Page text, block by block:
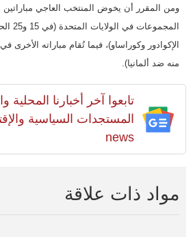
ومن المقرر أن يخوض المنتخب العاجي
منه ضد ألمانيا).
تابعوا آخر أخبارنا المحلية
news
مواد ذات علاقة